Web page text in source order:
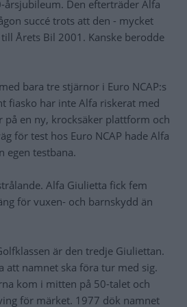
årsjubileum. Den efterträder Alfa
succé trots att den - mycket
Årets Bil 2001. Kanske berodde
bara tre stjärnor i Euro NCAP:s
fiasko har inte Alfa riskerat med
på en ny, krocksäker plattform och
för test hos Euro NCAP hade Alfa
egen testbana.
Alfa Giulietta fick fem
för vuxen- och barnskydd än
är den tredje Giuliettan.
att namnet ska föra tur med sig.
kom i mitten på 50-talet och
för märket. 1977 dök namnet